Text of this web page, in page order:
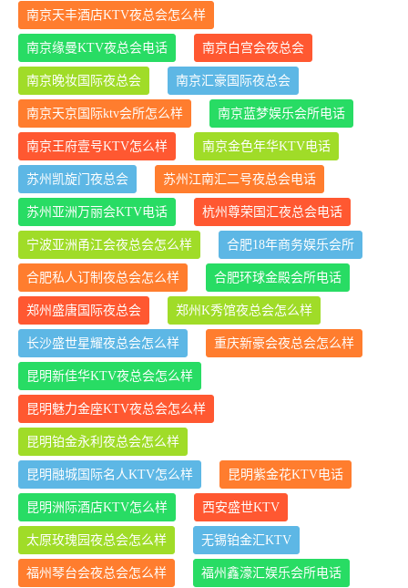
南京天丰酒店KTV夜总会怎么样
南京缘曼KTV夜总会电话 南京白宫会夜总会
南京晚妆国际夜总会 南京汇豪国际夜总会
南京天京国际ktv会所怎么样 南京蓝梦娱乐会所电话
南京王府壹号KTV怎么样 南京金色年华KTV电话
苏州凯旋门夜总会 苏州江南汇二号夜总会电话
苏州亚洲万丽会KTV电话 杭州尊荣国汇夜总会电话
宁波亚洲甬江会夜总会怎么样 合肥18年商务娱乐会所
合肥私人订制夜总会怎么样 合肥环球金殿会所电话
郑州盛唐国际夜总会 郑州K秀馆夜总会怎么样
长沙盛世星耀夜总会怎么样 重庆新豪会夜总会怎么样
昆明新佳华KTV夜总会怎么样
昆明魅力金座KTV夜总会怎么样
昆明铂金永利夜总会怎么样
昆明融城国际名人KTV怎么样 昆明紫金花KTV电话
昆明洲际酒店KTV怎么样 西安盛世KTV
太原玫瑰园夜总会怎么样 无锡铂金汇KTV
福州琴台会夜总会怎么样 福州鑫濠汇娱乐会所电话